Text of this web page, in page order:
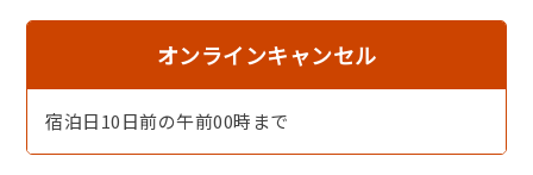
オンラインキャンセル
宿泊日10日前の午前00時まで